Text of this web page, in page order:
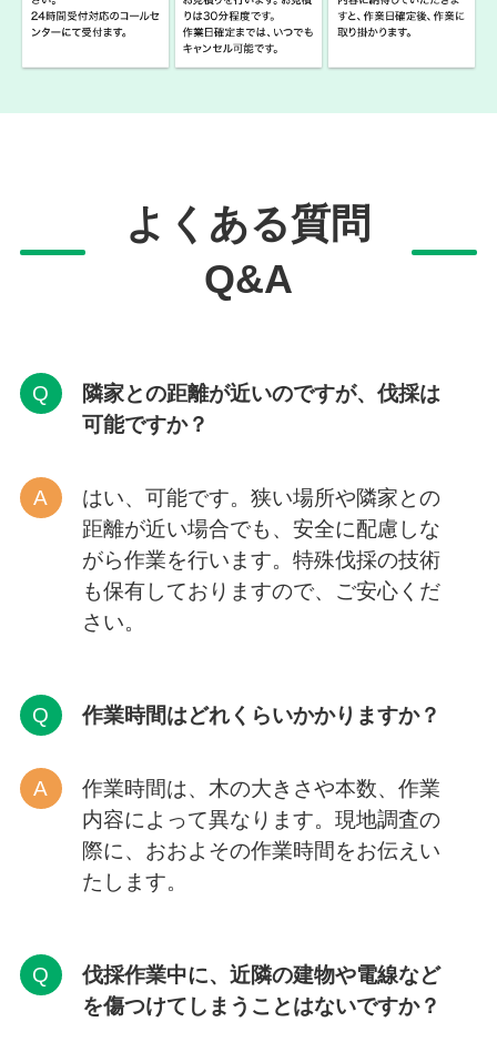
よくある質問
Q&A
隣家との距離が近いのですが、伐採は
可能ですか？
はい、可能です。狭い場所や隣家との
距離が近い場合でも、安全に配慮しな
がら作業を行います。特殊伐採の技術
も保有しておりますので、ご安心くだ
さい。
作業時間はどれくらいかかりますか？
作業時間は、木の大きさや本数、作業
内容によって異なります。現地調査の
際に、おおよその作業時間をお伝えい
たします。
伐採作業中に、近隣の建物や電線など
を傷つけてしまうことはないですか？